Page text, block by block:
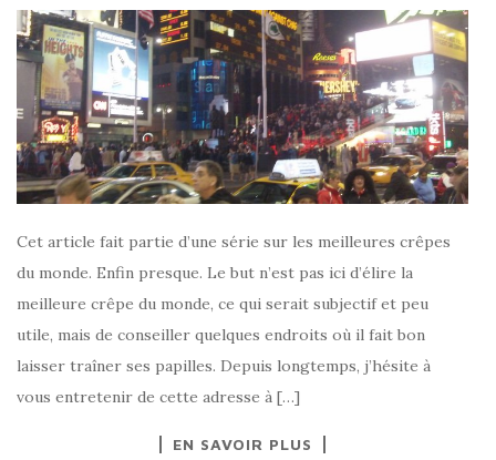
Cet article fait partie d’une série sur les meilleures crêpes
du monde. Enfin presque. Le but n’est pas ici d’élire la
meilleure crêpe du monde, ce qui serait subjectif et peu
utile, mais de conseiller quelques endroits où il fait bon
laisser traîner ses papilles. Depuis longtemps, j’hésite à
vous entretenir de cette adresse à […]
EN SAVOIR PLUS